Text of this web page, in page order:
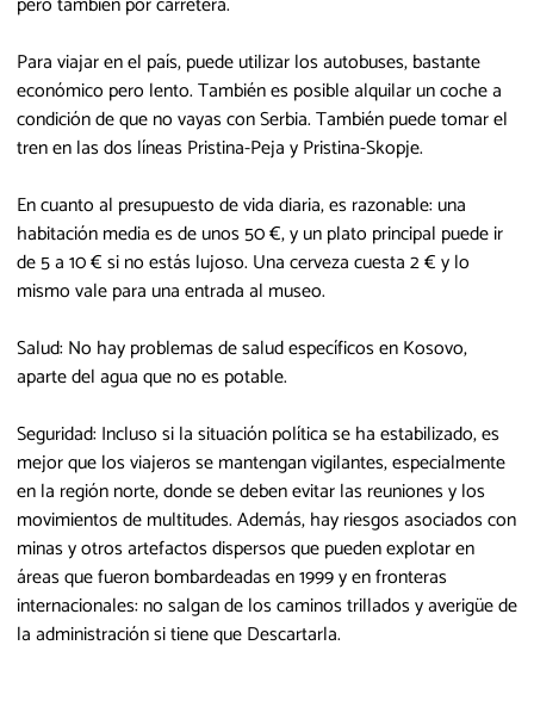
Para viajar en el país, puede utilizar los autobuses, bastante
económico pero lento. También es posible alquilar un coche a
condición de que no vayas con Serbia. También puede tomar el
tren en las dos líneas Pristina-Peja y Pristina-Skopje.
En cuanto al presupuesto de vida diaria, es razonable: una
habitación media es de unos 50 €, y un plato principal puede ir
de 5 a 10 € si no estás lujoso. Una cerveza cuesta 2 € y lo
mismo vale para una entrada al museo.
Salud: No hay problemas de salud específicos en Kosovo,
aparte del agua que no es potable.
Seguridad: Incluso si la situación política se ha estabilizado, es
mejor que los viajeros se mantengan vigilantes, especialmente
en la región norte, donde se deben evitar las reuniones y los
movimientos de multitudes. Además, hay riesgos asociados con
minas y otros artefactos dispersos que pueden explotar en
áreas que fueron bombardeadas en 1999 y en fronteras
internacionales: no salgan de los caminos trillados y averigüe de
la administración si tiene que Descartarla.